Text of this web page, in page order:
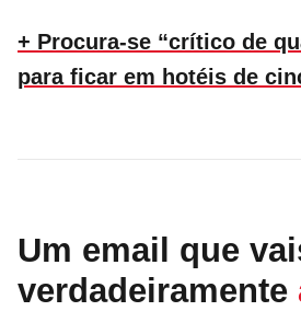
+ Procura-se “crítico de
para ficar em hotéis de
Um email que
verdadeiramente